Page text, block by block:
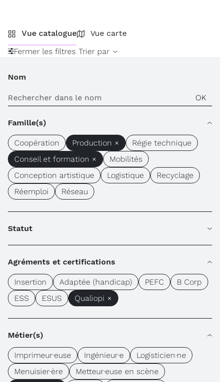
Vue catalogue
Vue carte
Fermer les filtres Trier par
Nom
Famille(s)
Coopération Production ×
Régie technique
Conseil et formation ×
Mobilités
Conception artistique
Logistique
Recyclage
Réemploi
Réseau
Statut
Agréments et certifications
Insertion Adaptée (handicap) PEFC
B Corp
ESS
ESUS Qualiopi ×
Métier(s)
Imprimeur·euse Ingénieur·e
Logisticien·ne
Menuisier·ère
Metteur·euse en scène